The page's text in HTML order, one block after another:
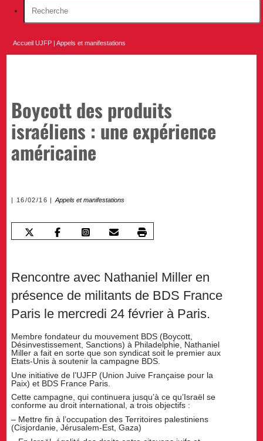
Accueil UJFP |Appels et manifestations
Boycott des produits
israéliens : une expérience
américaine
16/02/16 Appels et manifestations
Rencontre avec Nathaniel Miller en
présence de militants de BDS France
Paris le mercredi 24 février à Paris.
Membre fondateur du mouvement BDS (Boycott,
Désinvestissement, Sanctions) à Philadelphie, Nathaniel
Miller a fait en sorte que son syndicat soit le premier aux
Etats-Unis à soutenir la campagne BDS.
Une initiative de l’UJFP (Union Juive Française pour la
Paix) et BDS France Paris.
Cette campagne, qui continuera jusqu’à ce qu’Israël se
conforme au droit international, a trois objectifs :
– Mettre fin à l’occupation des Territoires palestiniens
(Cisjordanie, Jérusalem-Est, Gaza)